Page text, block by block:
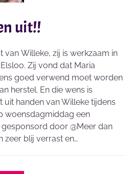
uit!!
van Willeke, zij is werkzaam in
Zij vond dat Maria
goed verwend moet worden
herstel. En die wens is
uit handen van Willeke tijdens
woensdagmiddag een
door @Meer dan
zeer blij verrast en…